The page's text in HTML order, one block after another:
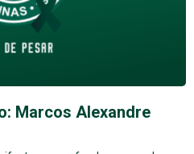
Marcos Alexandre